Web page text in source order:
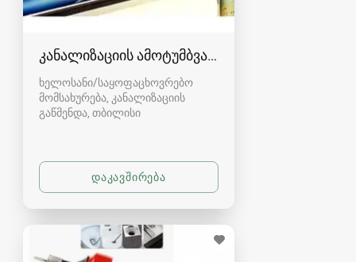
კანალიზაციის ამოტუმბვა, გაწმენდა
ხელოსანი/საყოფაცხოვრებო
მომსახურება, კანალიზაციის
გაწმენდა თბილისი